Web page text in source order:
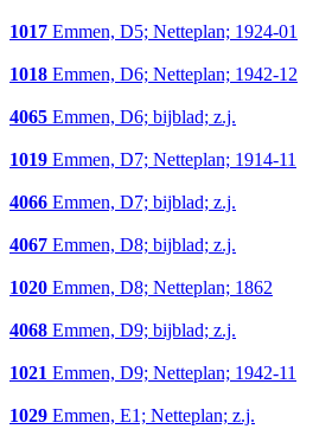
1017 Emmen, D5; Netteplan; 1924-01
1018 Emmen, D6; Netteplan; 1942-12
4065 Emmen, D6; bijblad; z.j.
1019 Emmen, D7; Netteplan; 1914-11
4066 Emmen, D7; bijblad; z.j.
4067 Emmen, D8; bijblad; z.j.
1020 Emmen, D8; Netteplan; 1862
4068 Emmen, D9; bijblad; z.j.
1021 Emmen, D9; Netteplan; 1942-11
1029 Emmen, E1; Netteplan; z.j.